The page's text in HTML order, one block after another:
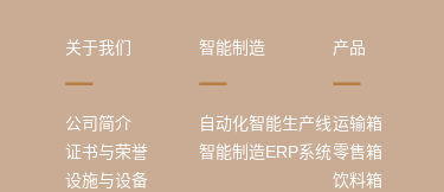
关于我们
公司简介
证书与荣誉
设施与设备
智能制造
自动化智能生产线
智能制造ERP系统
产品
运输箱
零售箱
饮料箱